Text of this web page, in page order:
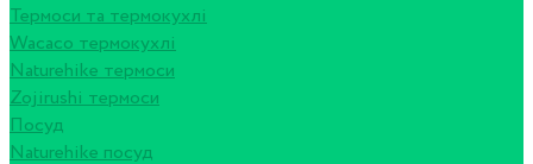
Термоси та термокухлі
Wacaco термокухлі
Naturehike термоси
Zojirushi термоси
Посуд
Naturehike посуд